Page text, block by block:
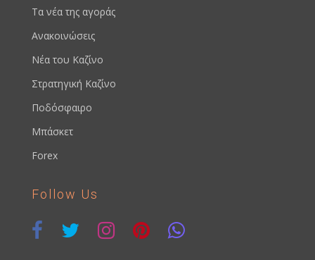
Τα νέα της αγοράς
Ανακοινώσεις
Νέα του Καζίνο
Στρατηγική Καζίνο
Ποδόσφαιρο
Μπάσκετ
Forex
Follow Us